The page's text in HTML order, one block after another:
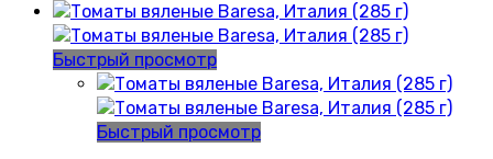
Быстрый просмотр
Быстрый просмотр